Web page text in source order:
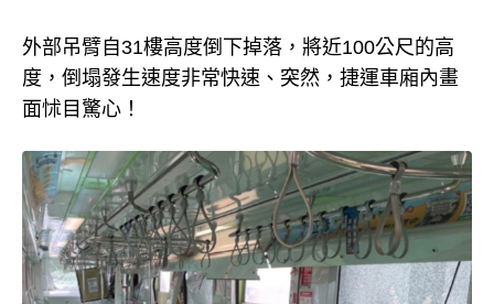
外部吊臂自31樓高度倒下掉落，將近100公尺的高
度，倒塌發生速度非常快速、突然，捷運車廂內畫
面怵目驚心！